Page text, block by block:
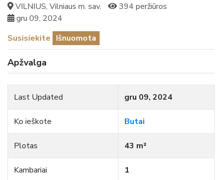
VILNIUS, Vilniaus m. sav.
394 peržiūros
gru 09, 2024
Susisiekite Išnuomota
Apžvalga
Last Updated gru 09, 2024
Ko ieškote Butai
Plotas 43 m²
Kambariai 1